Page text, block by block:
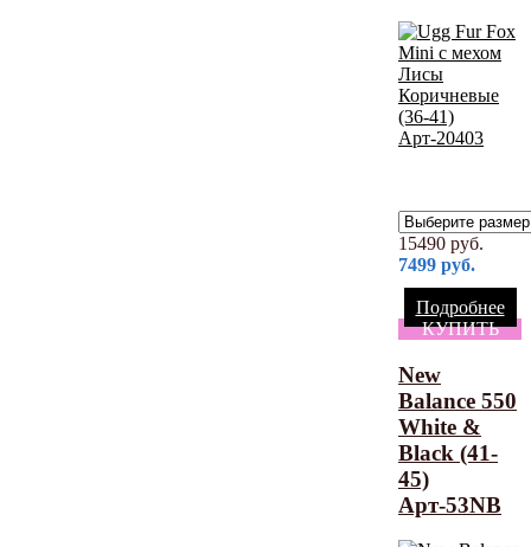
15490 руб.
7499 руб.
Подробнее
КУПИТЬ
New
Balance 550
White &
Black (41-
45)
Арт-53NB